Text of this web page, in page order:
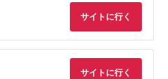
サイトに行く
サイトに行く